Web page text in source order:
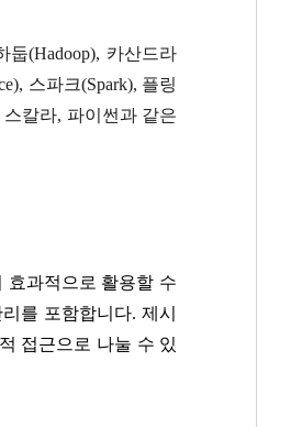
(Hadoop), 카산드라
스파크(Spark), 플링
칼라, 파이썬과 같은
효과적으로 활용할 수
를 포함합니다. 제시
접근으로 나눌 수 있